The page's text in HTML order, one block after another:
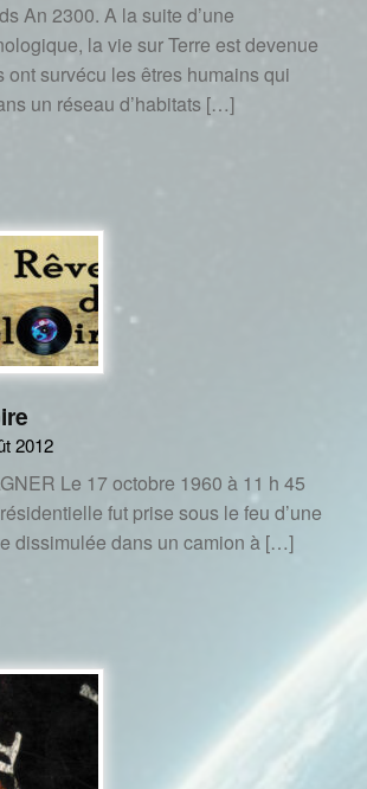
An 2300. A la suite d’une
la vie sur Terre est devenue
ont survécu les êtres humains qui
un réseau d’habitats […]
2012
Le 17 octobre 1960 à 11 h 45
fut prise sous le feu d’une
dissimulée dans un camion à […]